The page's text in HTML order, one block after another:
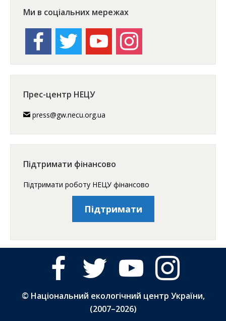
Ми в соціальних мережах
facebook twitter youtube instagram
Прес-центр НЕЦУ
press@gw.necu.org.ua
Підтримати фінансово
Підтримати роботу НЕЦУ фінансово
Підтримати
facebook twitter youtube instagram
© Національний екологічний центр України,
(2007–2026)